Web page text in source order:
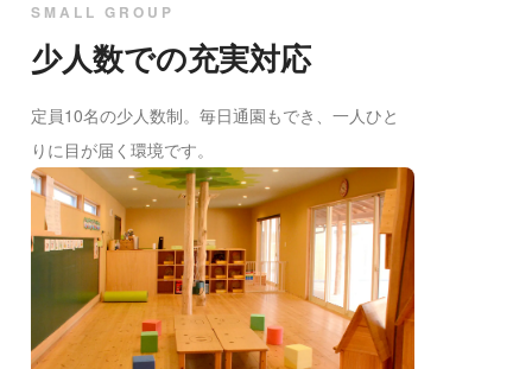
SMALL GROUP
少人数での充実対応
定員10名の少人数制。毎日通園もでき、一人ひと
りに目が届く環境です。